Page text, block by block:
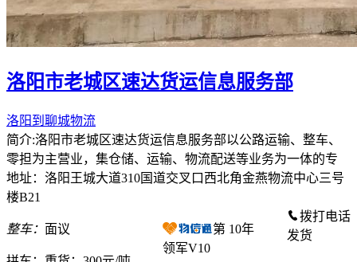
洛阳市老城区速达货运信息服务部
洛阳到聊城物流
简介:洛阳市老城区速达货运信息服务部以公路运输、整车、
零担为主营业，集仓储、运输、物流配送等业务为一体的专
地址：洛阳王城大道310国道交叉口西北角金燕物流中心三号
楼B21
整车： 面议 第 10年
领军V10
拨打电话
发货